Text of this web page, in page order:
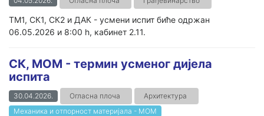
ТМ1, СК1, СК2 и ДАК - усмени испит биће одржан
06.05.2026 и 8:00 h, кабинет 2.11.
СК, МОМ - термин усменог дијела
испита
30.04.2026. Огласна плоча
Архитектура
Механика и отпорност материјала - МОМ